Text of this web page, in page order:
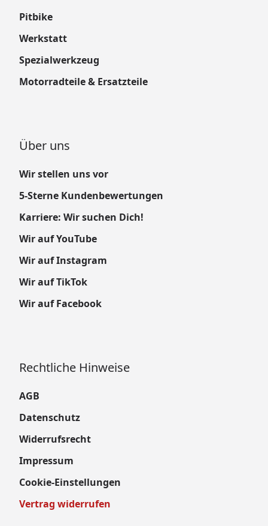
Pitbike
Werkstatt
Spezialwerkzeug
Motorradteile & Ersatzteile
Über uns
Wir stellen uns vor
5-Sterne Kundenbewertungen
Karriere: Wir suchen Dich!
Wir auf YouTube
Wir auf Instagram
Wir auf TikTok
Wir auf Facebook
Rechtliche Hinweise
AGB
Datenschutz
Widerrufsrecht
Impressum
Cookie-Einstellungen
Vertrag widerrufen